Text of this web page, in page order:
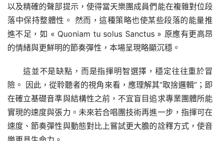
以及精確的聲部提示，使得當天樂團成員們能在複雜對位段
落中保持整體性。 然而，這種策略也使某些段落的能量推
進不足，如 « Quoniam tu solus Sanctus » 原應有更高昂
的情緒與更鮮明的節奏彈性，本場呈現略顯沉穩。
這並不是缺點，而是指揮明智選擇，穩定往往重於冒
險。 因此，從聆聽者的視角來看，應理解其“取捨邏輯”；即
在確立基礎音準與結構性之前，不宜盲目追求專業團體所能
實現的速度與張力。未來若合唱團技術再進一步，指揮可在
速度、節奏彈性與動態對比上嘗試更大膽的詮釋方式，使音